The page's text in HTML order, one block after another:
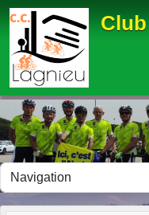
Panneau de gestion des